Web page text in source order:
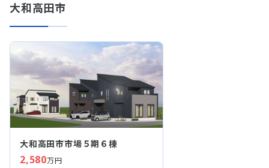
大和高田市
大和高田市市場５期６棟
2,580万円